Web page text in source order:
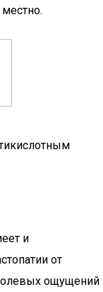
и
от
ощущений